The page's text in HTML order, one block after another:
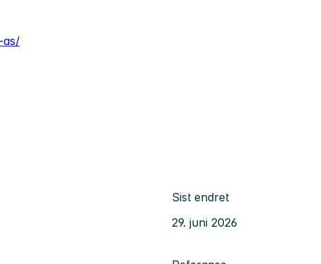
as/
Sist endret
29. juni 2026